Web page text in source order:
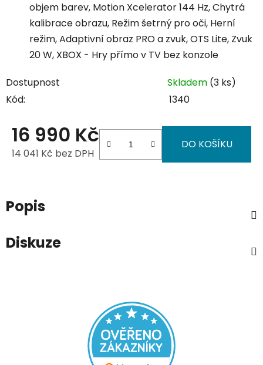
objem barev, Motion Xcelerator 144 Hz, Chytrá
kalibrace obrazu, Režim šetrný pro oči, Herní
režim, Adaptivní obraz PRO a zvuk, OTS Lite, Zvuk
20 W, XBOX - Hry přímo v TV bez konzole
Dostupnost Skladem (3 ks)
Kód:
1340
16 990 Kč
14 041 Kč bez DPH
DO KOŠÍKU
Popis
Diskuze